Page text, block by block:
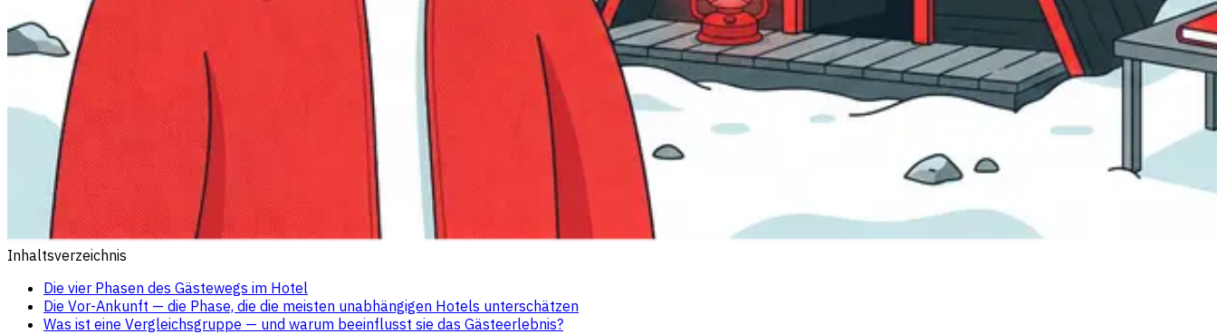
Inhaltsverzeichnis
Die vier Phasen des Gästewegs im Hotel
Die Vor-Ankunft — die Phase, die die meisten unabhängigen Hotels unterschätzen
Was ist eine Vergleichsgruppe — und warum beeinflusst sie das Gästeerlebnis?